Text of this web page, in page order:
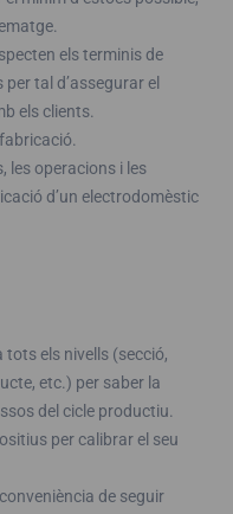
els terminis de
tal d’assegurar el
els clients.
les operacions i les
d’un electrodomèstic
tots els nivells (secció,
etc.) per saber la
del cicle productiu.
per calibrar el seu
de seguir